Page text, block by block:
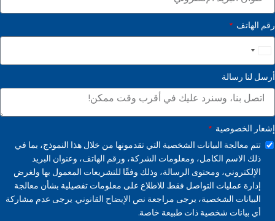
رقم الهاتف
United
States
+1
أرسل لنا رسالة
إشعار الخصوصية
تتم معالجة البيانات الشخصية التي تقدمونها من خلال هذا النموذج، بما في
ذلك الاسم الكامل، ومعلومات الشركة، ورقم الهاتف، وعنوان البريد
الإلكتروني، ومحتوى الرسالة، وذلك وفقًا للتشريعات المعمول بها ولغرض
إدارة عمليات التواصل فقط. للاطلاع على معلومات تفصيلية بشأن معالجة
البيانات الشخصية، يرجى مراجعة نص الإيضاح القانوني.يرجى عدم مشاركة
أي بيانات شخصية ذات طبيعة خاصة.